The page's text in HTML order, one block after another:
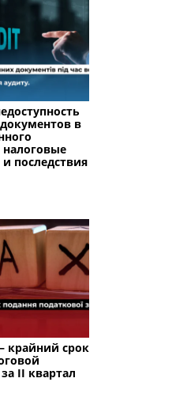
в
последствия
крайний срок
II квартал